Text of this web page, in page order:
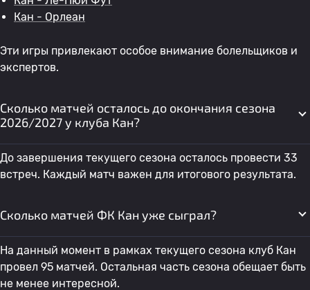
Кан - Орлеан
Эти игры привлекают особое внимание болельщиков и
экспертов.
Сколько матчей осталось до окончания сезона
2026/2027 у клуба Кан?
До завершения текущего сезона осталось провести 33
встреч. Каждый матч важен для итогового результата.
Сколько матчей ФК Кан уже сыграл?
На данный момент в рамках текущего сезона клуб Кан
провел 95 матчей. Остальная часть сезона обещает быть
не менее интересной.